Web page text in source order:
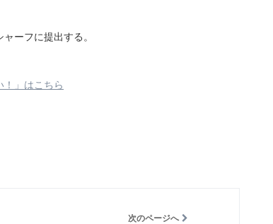
ーフに提出する。
」はこちら
次のページへ